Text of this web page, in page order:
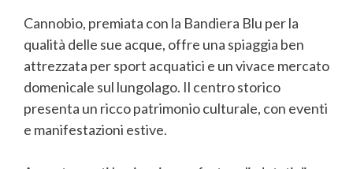
Cannobio, premiata con la Bandiera Blu per la
qualità delle sue acque, offre una spiaggia ben
attrezzata per sport acquatici e un vivace mercato
domenicale sul lungolago. Il centro storico
presenta un ricco patrimonio culturale, con eventi
e manifestazioni estive.